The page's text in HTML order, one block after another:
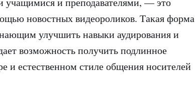
новостных видеороликов. Такая форма
улучшить навыки аудирования и
возможность получить подлинное
и естественном стиле общения носителей